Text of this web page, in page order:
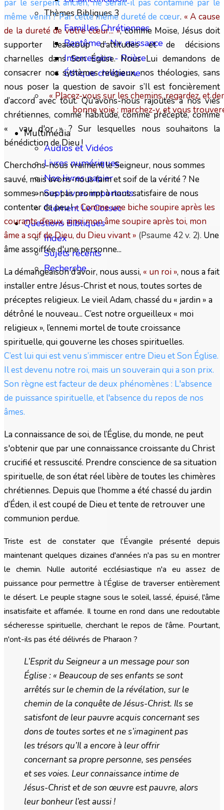
Thèmes Bibliques 3
Familles Chrétiennes
Baptême - Nv. naissance
Intercession - Prière
Éthique chrétienne
« Placez-vous sur les chemins, regardez, et
bonne voie ; marchez-y, et vous
Multimédia
Audios et Vidéos
Livres numériques
Nos livres papier
Sept livres importants
Clément Le Cossec
Questions Bibliques
Index
Sujets récents
Recherche
par le serpent ancien, ne serait-il pas contaminé par le
même venin ? Par cette même dureté de cœur. « A cause
de la dureté de votre cœur... », comme Moïse, Jésus doit
supporter beaucoup d’attitudes et de décisions
charnelles dans Son Église. Nous Lui demandons de
consacrer nos systèmes religieux, nos théologies, sans
nous poser la question de savoir s’Il est foncièrement
d’accord avec tout. Qu'avons-nous rajoutés a nos vies
chrétiennes, comme habitude, comme précepte, comme
« vau d'or » ? Sur lesquelles nous souhaitons la
bénédiction de Dieu !
Cherchons-nous vraiment le Seigneur, nous sommes
sauvé, mais avons-nous faim et soif de la vérité ? Ne
sommes-nous pas prompt à nous satisfaire de nous
contenter de peu !« Comme une biche soupire après les
courants d’eaux, ainsi mon âme soupire après toi, mon
âme a soif de Dieu, du Dieu vivant » (Psaume 42 v. 2). Une
âme assoiffée d'une personne...
La démangeaison d’avoir, nous aussi, « un roi », nous a fait
installer entre Jésus-Christ et nous, toutes sortes de
préceptes religieux. Le vieil Adam, chassé du « jardin » a
détrôné le nouveau... C’est notre orgueilleux « moi
religieux », l’ennemi mortel de toute croissance
spirituelle, qui gouverne les choses spirituelles.
C’est lui qui est venu s’immiscer entre Dieu et Son Église.
Il est devenu notre roi, mais un souverain qui a son prix.
Son règne est facteur de deux phénomènes : L'absence
de puissance spirituelle, et l'absence du repos de nos
âmes.
La connaissance de soi, de l’Église, du monde, ne peut
s'obtenir que par une connaissance croissante du Christ
crucifié et ressuscité. Prendre conscience de sa situation
spirituelle, de son état réel libère de toutes les chimères
chrétiennes. Depuis que l’homme a été chassé du jardin
d’Éden, il est coupé de Dieu et tente de retrouver une
communion perdue.
Triste est de constater que l’Évangile présenté depuis
maintenant quelques dizaines d'années n'a pas su en montrer
le chemin. Nulle autorité ecclésiastique n'a eu assez de
puissance pour permettre à l’Église de traverser entièrement
le désert. Le peuple stagne sous le soleil, lassé, épuisé, l'âme
insatisfaite et affamée. Il tourne en rond dans une redoutable
sécheresse spirituelle, cherchant le repos de l'âme. Pourtant,
n'ont-ils pas été délivrés de Pharaon ?
L’Esprit du Seigneur a un message pour son
Église : « Beaucoup de ses enfants se sont
arrêtés sur le chemin de la révélation, sur le
chemin de la conquête de Jésus-Christ. Ils se
satisfont de leur pauvre acquis concernant ses
dons de toutes sortes et ne s’imaginent pas
les trésors qu’Il a encore à leur offrir
concernant sa propre personne, ses pensées
et ses voies. Leur connaissance intime de
Jésus-Christ et de son œuvre est pauvre, alors
leur bonheur l’est aussi !